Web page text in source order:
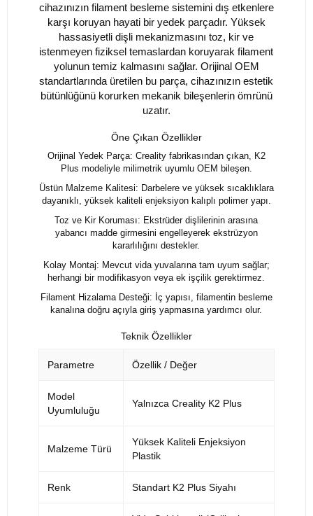
cihazınızın filament besleme sistemini dış etkenlere
karşı koruyan hayati bir yedek parçadır. Yüksek
hassasiyetli dişli mekanizmasını toz, kir ve
istenmeyen fiziksel temaslardan koruyarak filament
yolunun temiz kalmasını sağlar. Orijinal OEM
standartlarında üretilen bu parça, cihazınızın estetik
bütünlüğünü korurken mekanik bileşenlerin ömrünü
uzatır.
Öne Çıkan Özellikler
Orijinal Yedek Parça: Creality fabrikasından çıkan, K2
Plus modeliyle milimetrik uyumlu OEM bileşen.
Üstün Malzeme Kalitesi: Darbelere ve yüksek sıcaklıklara
dayanıklı, yüksek kaliteli enjeksiyon kalıplı polimer yapı.
Toz ve Kir Koruması: Ekstrüder dişlilerinin arasına
yabancı madde girmesini engelleyerek ekstrüzyon
kararlılığını destekler.
Kolay Montaj: Mevcut vida yuvalarına tam uyum sağlar;
herhangi bir modifikasyon veya ek işçilik gerektirmez.
Filament Hizalama Desteği: İç yapısı, filamentin besleme
kanalına doğru açıyla giriş yapmasına yardımcı olur.
Teknik Özellikler
Parametre Özellik / Değer
Model
Uyumluluğu
Yalnızca Creality K2 Plus
Malzeme Türü
Yüksek Kaliteli Enjeksiyon
Plastik
Renk Standart K2 Plus Siyahı